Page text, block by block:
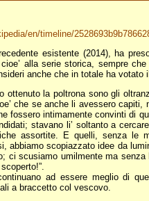
en/timeline/
esistente (2014), ha
alla serie storica, sempre
anche che in totale ha
ottenuto la poltrona sono gli
che se anche li avessero
fossero intimamente convinti di
stavano li’ soltanto a
assortite. E quelli, senza
abbiamo scopiazzato idee da
ci scusiamo umilmente ma
ad essere meglio di
a braccetto col vescovo.